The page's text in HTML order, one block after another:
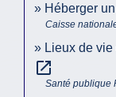
Héberger
Caisse
Lieux de
open_in_new
Santé publique